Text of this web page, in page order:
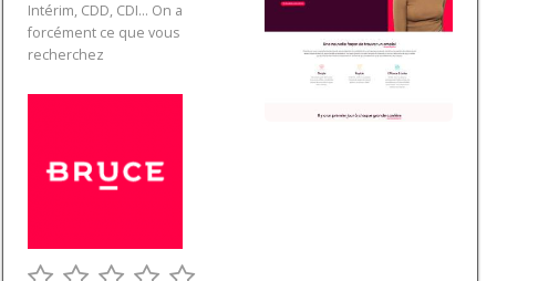
Intérim, CDD, CDI... On a
forcément ce que vous
recherchez